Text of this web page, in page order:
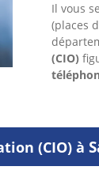
Il vous
(places
(CIO)
(CIO) à